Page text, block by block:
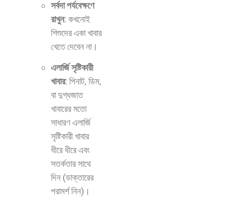
সর্বদা পর্যবেক্ষণে
রাখুন: কখনোই
শিশুদের একা খাবার
খেতে দেবেন না।
এলার্জি সৃষ্টিকারী
খাবার: পিনাট, ডিম,
বা দুগ্ধজাত
খাবারের মতো
সাধারণ এলার্জি
সৃষ্টিকারী খাবার
ধীরে ধীরে এবং
সতর্কতার সাথে
দিন (ডাক্তারের
পরামর্শ নিন)।